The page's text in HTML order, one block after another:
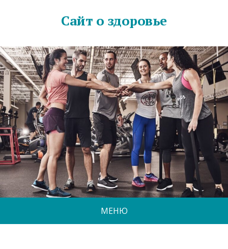
Сайт о здоровье
МЕНЮ